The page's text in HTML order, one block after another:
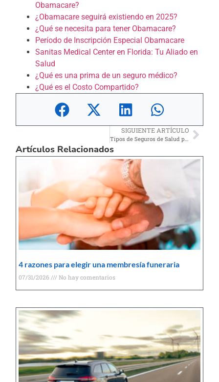
Obamacare?
¿Obamacare seguirá existiendo en 2025?
¿Qué se necesita para tener Obamacare?
Período de Inscripción Especial Obamacare
Sanitas Medical Center en Florida: Tu Aliado en
Salud
¿Qué es una prima de un seguro médico?
¿Qué es el Costo Compartido?
SIGUIENTE ARTÍCULO
Tipos de Seguros de Salud para Inmigrantes en EE. UU.
Artículos Relacionados
4 razones para elegir una membresía funeraria
07/31/2026 No hay comentarios